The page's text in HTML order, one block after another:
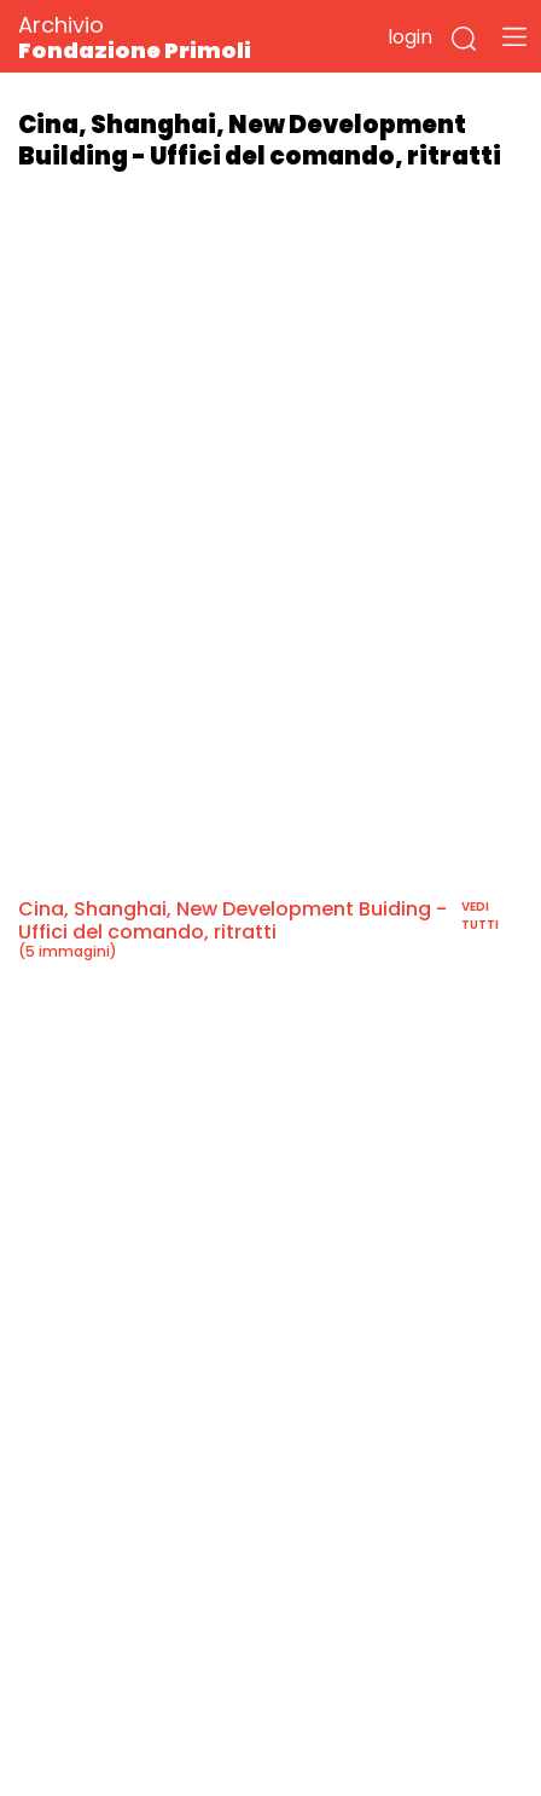
Archivio
Fondazione Primoli
login
Cina, Shanghai, New Development
Building - Uffici del comando, ritratti
Cina, Shanghai, New Development Buiding -
Uffici del comando, ritratti
(5 immagini)
VEDI
TUTTI